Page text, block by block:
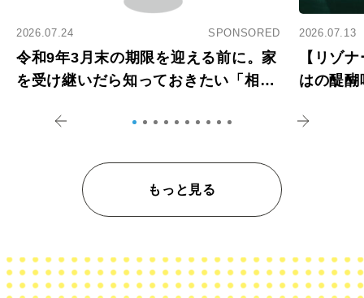
2026.07.24 SPONSORED
令和9年3月末の期限を迎える前に。家
を受け継いだら知っておきたい「相続
2026.07.13
【リゾ
はの醍
もっと見る